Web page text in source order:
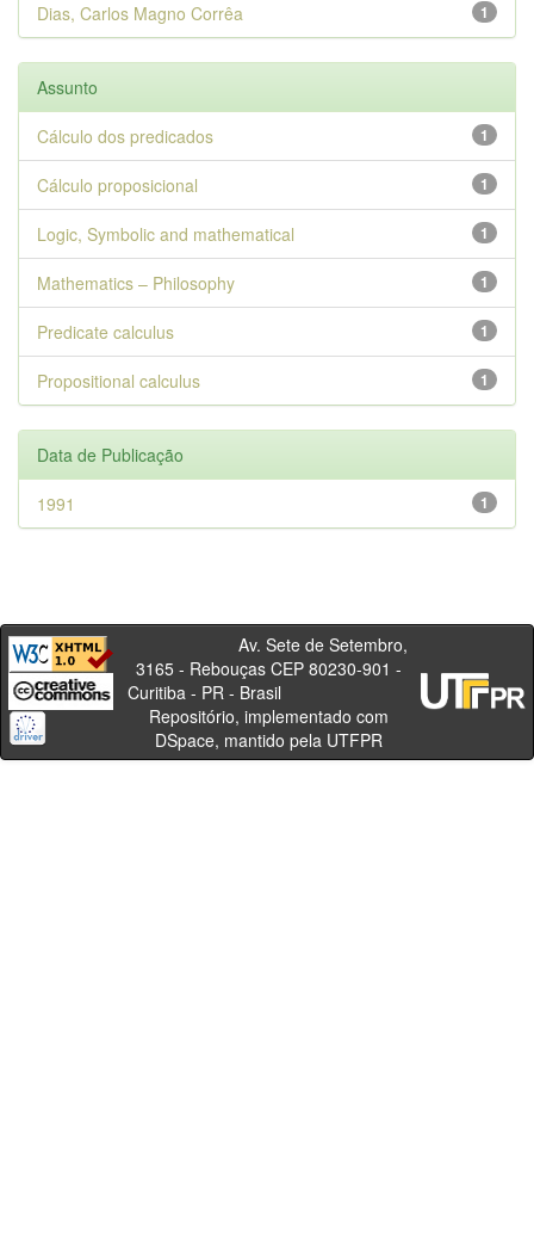
1
Dias, Carlos Magno Corrêa
Assunto
1
Cálculo dos predicados
1
Cálculo proposicional
1
Logic, Symbolic and mathematical
1
Mathematics – Philosophy
1
Predicate calculus
1
Propositional calculus
Data de Publicação
1
1991
Av. Sete de Setembro,
3165 - Rebouças CEP 80230-901 -
Curitiba - PR - Brasil
Repositório, implementado com
DSpace, mantido pela UTFPR